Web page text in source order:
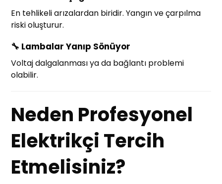
En tehlikeli arızalardan biridir. Yangın ve çarpılma
riski oluşturur.
🔧 Lambalar Yanıp Sönüyor
Voltaj dalgalanması ya da bağlantı problemi
olabilir.
Neden Profesyonel
Elektrikçi Tercih
Etmelisiniz?